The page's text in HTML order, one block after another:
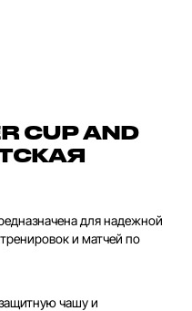
CUP AND
для надежной
и матчей по
чашу и